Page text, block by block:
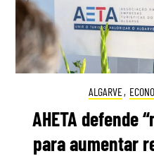
ALGARVE,
AHETA defende
para aumentar